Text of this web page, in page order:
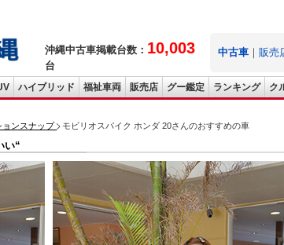
沖縄中古車掲載台数： 10,003
台
中古車 ｜ 販売
ハイブリッド 福祉車両 販売店 グー鑑定 ランキング ク
ンスナップ モビリオスパイク ホンダ 20さんのおすすめの車
い“